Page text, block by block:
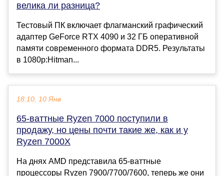
велика ли разница?
Тестовый ПК включает флагманский графический
адаптер GeForce RTX 4090 и 32 ГБ оперативной
памяти современного формата DDR5. Результаты
в 1080p:Hitman...
18:10, 10 Янв
65-ваттные Ryzen 7000 поступили в
продажу, но цены почти такие же, как и у
Ryzen 7000X
На днях AMD представила 65-ваттные
процессоры Ryzen 7900/7700/7600, теперь же они